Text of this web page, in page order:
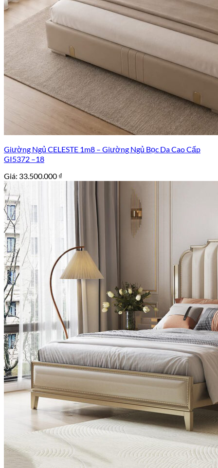
Giường Ngủ CELESTE 1m8 – Giường Ngủ Bọc Da Cao Cấp
GI5372 –18
Giá: 33.500.000 ₫